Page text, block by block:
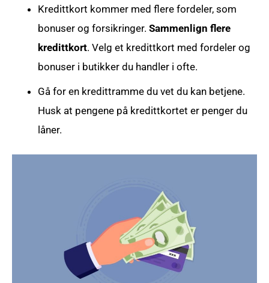
Kredittkort kommer med flere fordeler, som
bonuser og forsikringer. Sammenlign flere
kredittkort. Velg et kredittkort med fordeler og
bonuser i butikker du handler i ofte.
Gå for en kredittramme du vet du kan betjene.
Husk at pengene på kredittkortet er penger du
låner.